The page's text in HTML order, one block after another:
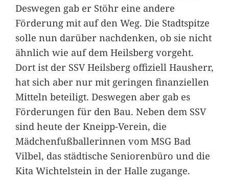
Deswegen gab er Stöhr eine andere
Förderung mit auf den Weg. Die Stadtspitze
solle nun darüber nachdenken, ob sie nicht
ähnlich wie auf dem Heilsberg vorgeht.
Dort ist der SSV Heilsberg offiziell Hausherr,
hat sich aber nur mit geringen finanziellen
Mitteln beteiligt. Deswegen aber gab es
Förderungen für den Bau. Neben dem SSV
sind heute der Kneipp-Verein, die
Mädchenfußballerinnen vom MSG Bad
Vilbel, das städtische Seniorenbüro und die
Kita Wichtelstein in der Halle zugange.